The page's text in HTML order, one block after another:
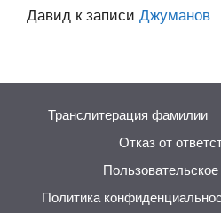
Давид к записи Джуманов
Транслитерация фамилии
Отказ от
Политика